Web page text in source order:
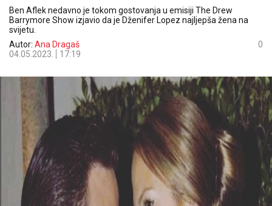
Ben Aflek nedavno je tokom gostovanja u emisiji The Drew
Barrymore Show izjavio da je Dženifer Lopez najljepša žena na
svijetu.
Autor: Ana Dragaš
04.05.2023.
17:19
0